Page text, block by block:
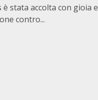
stata accolta con gioia e
contro...